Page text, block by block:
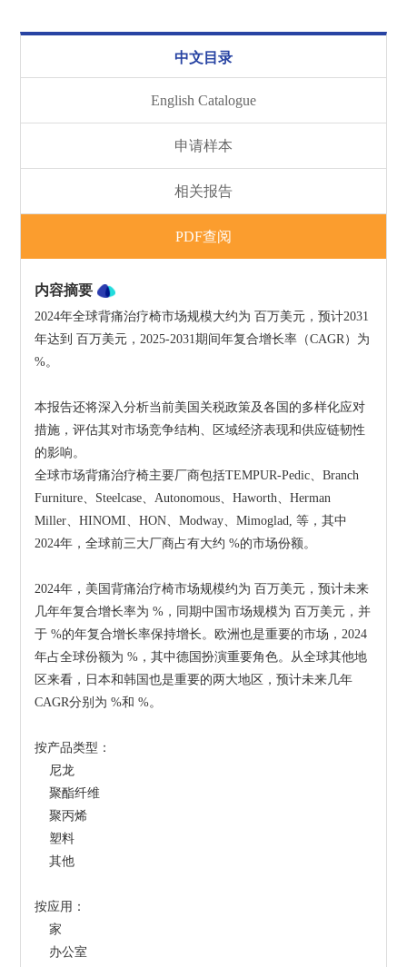
中文目录
English Catalogue
申请样本
相关报告
PDF查阅
内容摘要
2024年全球背痛治疗椅市场规模大约为 百万美元，预计2031
年达到 百万美元，2025-2031期间年复合增长率（CAGR）为
%。
本报告还将深入分析当前美国关税政策及各国的多样化应对
措施，评估其对市场竞争结构、区域经济表现和供应链韧性
的影响。
全球市场背痛治疗椅主要厂商包括TEMPUR-Pedic、Branch
Furniture、Steelcase、Autonomous、Haworth、Herman
Miller、HINOMI、HON、Modway、Mimoglad, 等，其中
2024年，全球前三大厂商占有大约 %的市场份额。
2024年，美国背痛治疗椅市场规模约为 百万美元，预计未来
几年年复合增长率为 %，同期中国市场规模为 百万美元，并
于 %的年复合增长率保持增长。欧洲也是重要的市场，2024
年占全球份额为 %，其中德国扮演重要角色。从全球其他地
区来看，日本和韩国也是重要的两大地区，预计未来几年
CAGR分别为 %和 %。
按产品类型：
    尼龙
    聚酯纤维
    聚丙烯
    塑料
    其他
按应用：
    家
    办公室